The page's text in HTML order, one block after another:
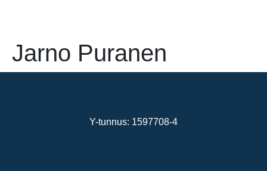
Jarno Puranen
Y-tunnus: 1597708-4